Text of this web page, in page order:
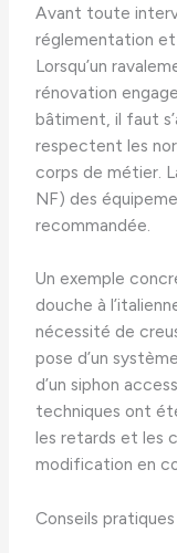
Avant toute
réglementation et
Lorsqu’un
rénovation
bâtiment, il faut
respectent les
corps de métier.
NF) des
recommandée.
Un exemple
douche à
nécessité de
pose d’un
d’un siphon
techniques ont
les retards et les
modification en
Conseils